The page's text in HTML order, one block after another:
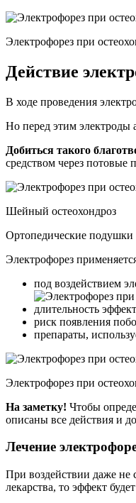
Электрофорез при
Действие
В ходе проведения
Но перед этим электроды
Добиться такого
средством через потовые
Шейный остеохондроз
Ортопедические подушки
Электрофорез
под воздействием
длительность
риск появления
препараты,
Электрофорез при
На заметку! Чтобы
описаны все действия и
Лечение
При воздействии даже не
лекарства, то эффект